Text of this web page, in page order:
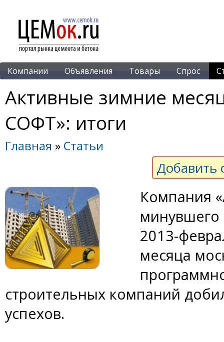
Компании Объявления Товары Спрос
Активные зимние
СОФТ»: итоги
Главная » Статьи
Добавить
Компания
минувшего
2013-
месяца
строительных компаний
успехов.